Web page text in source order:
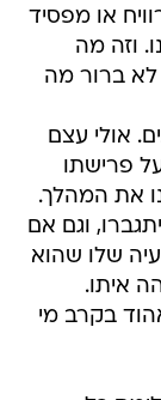
או מפסיד
וזה מה
לא ברור מה
אולי עצם
פרישתו
את המהלך.
וגם אם
שלו שהוא
איתו.
בקרב מי